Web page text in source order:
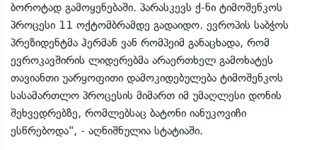
ბოროტად გამოყენებაში. პარასკევს ქ-ნი ტიმოშენკოს
პროცესი 11 ოქტომბრამდე გადაიდო. ევროპის საბჭოს
პრეზიდენტმა ჰერმან ვან რომპეიმ განაცხადა, რომ
ევროკავშირის ლიდერებმა არაერთხელ გამოხატეს
თავიანთი უარყოფითი დამოკიდებულება ტიმოშენკოს
სასამართლო პროცესის მიმართ იმ უმაღლესი დონის
შეხვედრებზე, რომლებსაც ბატონი იანუკოვიჩი
ესწრებოდა", - აღნიშნულია სტატიაში.